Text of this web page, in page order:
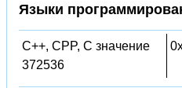
Языки
C++, CPP, C значение
372536